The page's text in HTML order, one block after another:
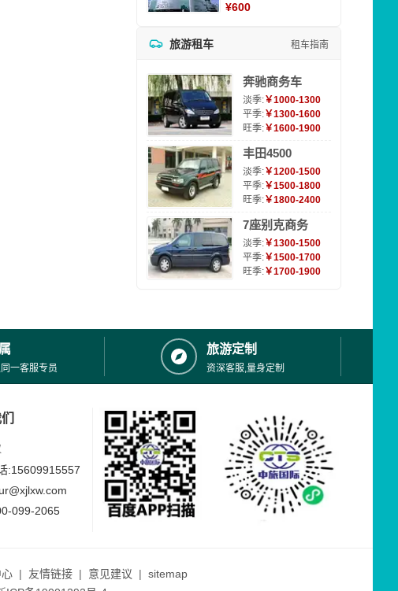
¥600
旅游租车 租车指南
奔驰商务车
淡季:￥1000-1300
平季:￥1300-1600
旺季:￥1600-1900
丰田4500
淡季:￥1200-1500
平季:￥1500-1800
旺季:￥1800-2400
7座别克商务
淡季:￥1300-1500
平季:￥1500-1700
旺季:￥1700-1900
一客服专员
旅游定制
资深客服,量身定制
:15609915557
099-2065
| 友情链接 | 意见建议 | sitemap